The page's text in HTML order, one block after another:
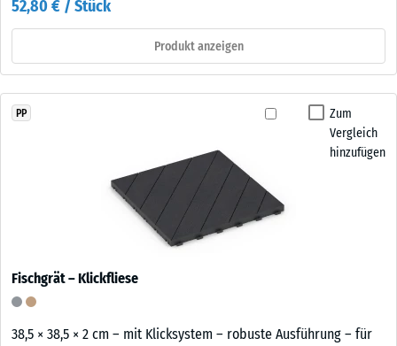
52,80 € / Stück
Produkt anzeigen
Zum
Vergleich
hinzufügen
PP
Fischgrät – Klickfliese
38,5 × 38,5 × 2 cm – mit Klicksystem – robuste Ausführung – für